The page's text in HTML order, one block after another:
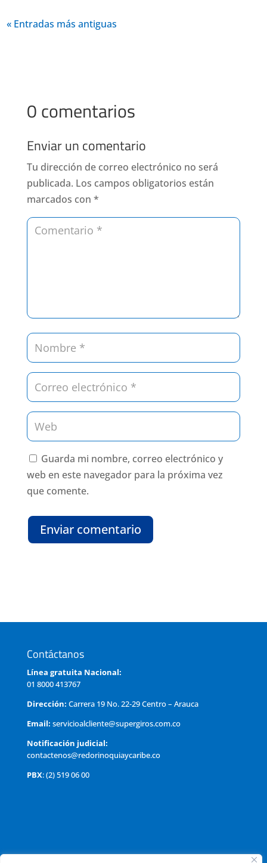
« Entradas más antiguas
0 comentarios
Enviar un comentario
Tu dirección de correo electrónico no será
publicada. Los campos obligatorios están
marcados con *
Guarda mi nombre, correo electrónico y
web en este navegador para la próxima vez
que comente.
Enviar comentario
Contáctanos
Línea gratuita Nacional:
01 8000 413767
Dirección: Carrera 19 No. 22-29 Centro – Arauca
Email: servicioalcliente@supergiros.com.co
Notificación judicial:
contactenos@redorinoquiaycaribe.co
PBX: (2) 519 06 00